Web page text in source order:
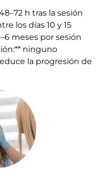
h tras la sesión
los días 10 y 15
meses por sesión
ninguno
la progresión de